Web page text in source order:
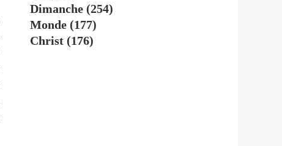
Dimanche (254)
Monde (177)
Christ (176)